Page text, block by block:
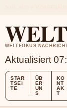
WELTFOKUS
Aktualisiert
STAR
TSEI
TE
ÜB
ER
UN
S
KO
NT
AK
T